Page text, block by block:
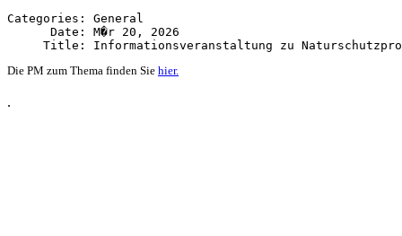
Categories: General
      Date: M�r 20, 2026
Die PM zum Thema finden Sie hier.
.